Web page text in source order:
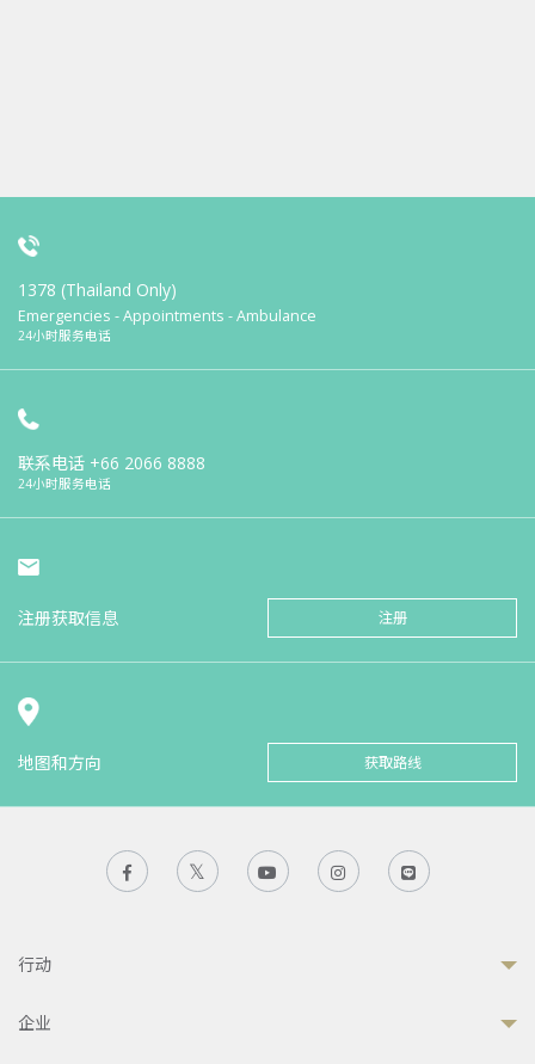
1378 (Thailand Only)
Emergencies - Appointments - Ambulance
24小时服务电话
联系电话 +66 2066 8888
24小时服务电话
注册获取信息 注册
地图和方向 获取路线
行动
企业